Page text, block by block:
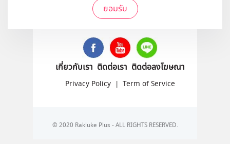
ยอมรับ
ติดตามเราได้ที่
เกี่ยวกับเรา ติดต่อเรา ติดต่อลงโฆษณา
Privacy Policy | Term of Service
© 2020 Rakluke Plus - ALL RIGHTS RESERVED.